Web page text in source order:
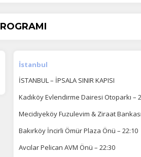
İstanbul
İSTANBUL – İPSALA SINIR KAPISI
Kadıköy Evlendirme Dairesi Otoparkı –
Mecidiyeköy Fuzulevim & Ziraat
Bakırköy İncirli Ömür Plaza Önü – 22:10
Avcılar Pelican AVM Önü – 22:30